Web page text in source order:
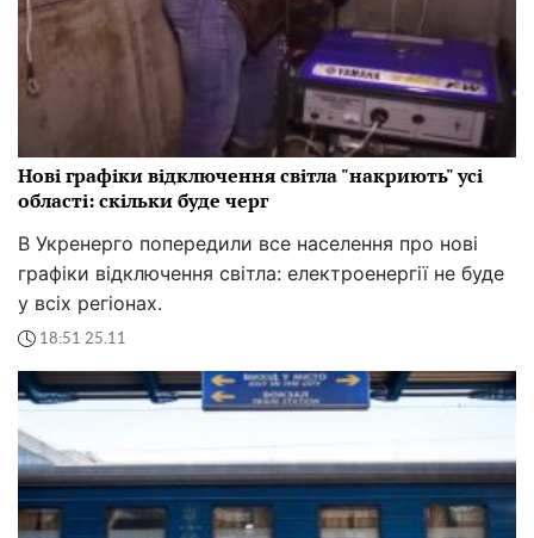
Нові графіки відключення світла "накриють" усі
області: скільки буде черг
В Укренерго попередили все населення про нові
графіки відключення світла: електроенергії не буде
у всіх регіонах.
18:51 25.11